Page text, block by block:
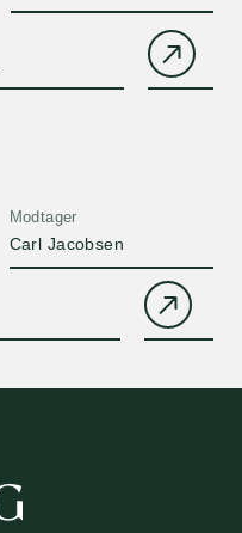
Modtager
Carl Jacobsen